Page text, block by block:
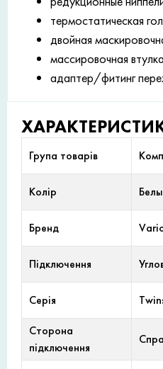
термостатическая
двойная
массировочная
адаптер/фитинг
Група товарів
Колір
Бренд
Підключення
Серія
Сторона
підключення